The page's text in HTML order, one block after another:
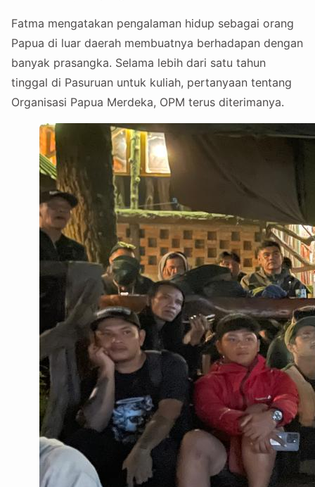
Fatma mengatakan pengalaman hidup sebagai orang
Papua di luar daerah membuatnya berhadapan dengan
banyak prasangka. Selama lebih dari satu tahun
tinggal di Pasuruan untuk kuliah, pertanyaan tentang
Organisasi Papua Merdeka, OPM terus diterimanya.